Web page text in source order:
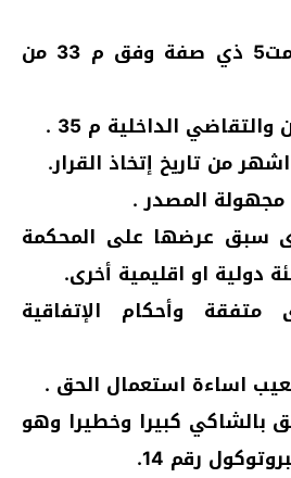
ان تقدم الشكوى مت5 ذي صفة وفق م 33 من
الداخلية م 35 .
من تاريخ إتخاذ القرار.
المصدر .
سبق عرضها على المحكمة
دولية او اقليمية أخرى.
وأحكام الإتفاقية
اساءة استعمال الحق .
بالشاكي كبيرا وخطيرا وهو
رقم 14.